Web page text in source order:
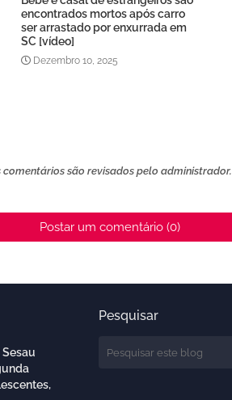
encontrados mortos após carro
ser arrastado por enxurrada em
SC [vídeo]
Dezembro 10, 2025
são revisados ​​pelo administrador.
Postar um comentário (0)
Pesquisar